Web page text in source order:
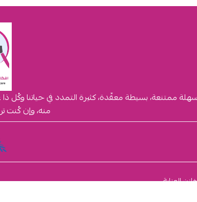
ممتنعة، بسيطة معقّدة، كثيرة التمدد في حياتنا وكُل
منه، وإن كُنت
العناية